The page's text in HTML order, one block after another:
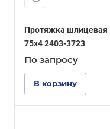
Протяжка шлицевая
75x4 2403-3723
По запросу
В корзину